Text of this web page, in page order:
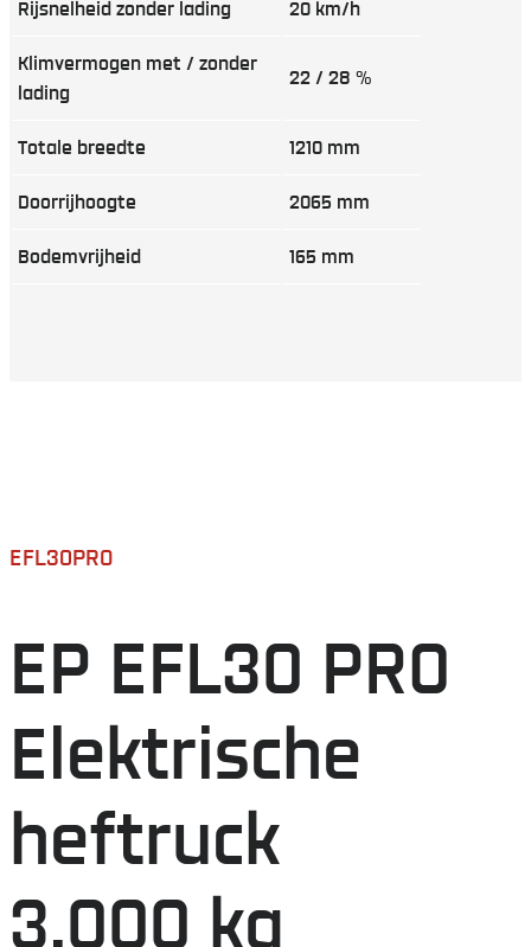
Rijsnelheid zonder lading 20 km/h
Klimvermogen met / zonder
lading
22 / 28 %
Totale breedte 1210 mm
Doorrijhoogte 2065 mm
Bodemvrijheid 165 mm
EFL30PRO
EP EFL30 PRO
Elektrische
heftruck
3.000 kg